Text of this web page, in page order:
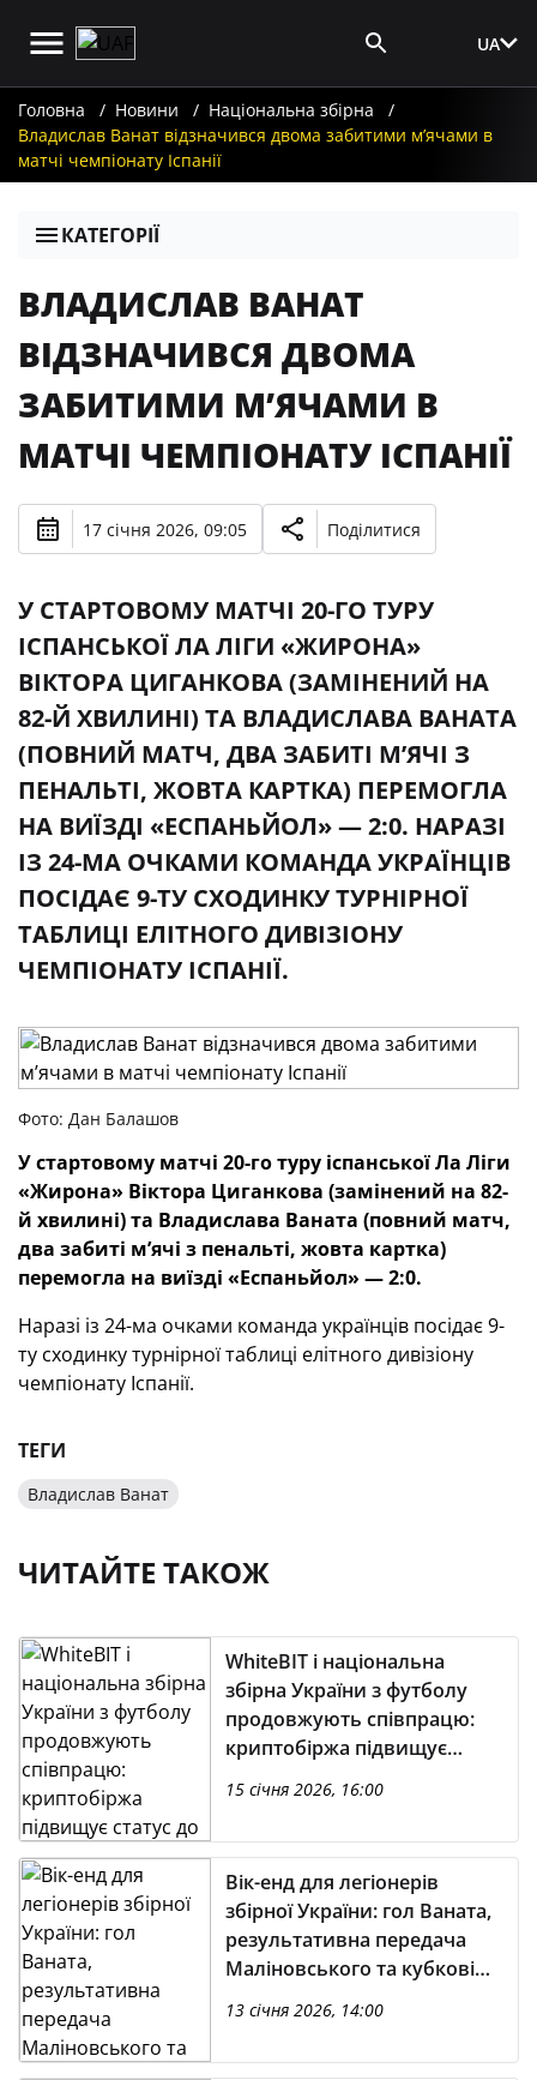
UA
Головна Новини
Національна збірна
Владислав Ванат відзначився двома забитими м’ячами в
матчі чемпіонату Іспанії
КАТЕГОРІЇ
ВЛАДИСЛАВ ВАНАТ
ВІДЗНАЧИВСЯ ДВОМА
ЗАБИТИМИ М’ЯЧАМИ В
МАТЧІ ЧЕМПІОНАТУ ІСПАНІЇ
17 січня 2026, 09:05 Поділитися
У СТАРТОВОМУ МАТЧІ 20-ГО ТУРУ
ІСПАНСЬКОЇ ЛА ЛІГИ «ЖИРОНА»
ВІКТОРА ЦИГАНКОВА (ЗАМІНЕНИЙ НА
82-Й ХВИЛИНІ) ТА ВЛАДИСЛАВА ВАНАТА
(ПОВНИЙ МАТЧ, ДВА ЗАБИТІ М’ЯЧІ З
ПЕНАЛЬТІ, ЖОВТА КАРТКА) ПЕРЕМОГЛА
НА ВИЇЗДІ «ЕСПАНЬЙОЛ» — 2:0. НАРАЗІ
ІЗ 24-МА ОЧКАМИ КОМАНДА УКРАЇНЦІВ
ПОСІДАЄ 9-ТУ СХОДИНКУ ТУРНІРНОЇ
ТАБЛИЦІ ЕЛІТНОГО ДИВІЗІОНУ
ЧЕМПІОНАТУ ІСПАНІЇ.
Фото: Дан Балашов
У стартовому матчі 20-го туру іспанської Ла Ліги
«Жирона» Віктора Циганкова (замінений на 82-
й хвилині) та Владислава Ваната (повний матч,
два забиті м’ячі з пенальті, жовта картка)
перемогла на виїзді «Еспаньйол» — 2:0.
Наразі із 24-ма очками команда українців посідає 9-
ту сходинку турнірної таблиці елітного дивізіону
чемпіонату Іспанії.
ТЕГИ
Владислав Ванат
ЧИТАЙТЕ ТАКОЖ
WhiteBIT і національна
збірна України з футболу
продовжують співпрацю:
криптобіржа підвищує
статус до титульного
15 січня 2026, 16:00
Вік-енд для легіонерів
збірної України: гол Ваната,
результативна передача
Маліновського та кубкові
провали Зінченка,
Миколенка й Забарного
13 січня 2026, 14:00